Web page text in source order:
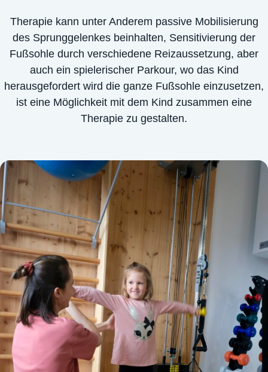
Therapie kann unter Anderem passive Mobilisierung
des Sprunggelenkes beinhalten, Sensitivierung der
Fußsohle durch verschiedene Reizaussetzung, aber
auch ein spielerischer Parkour, wo das Kind
herausgefordert wird die ganze Fußsohle einzusetzen,
ist eine Möglichkeit mit dem Kind zusammen eine
Therapie zu gestalten.